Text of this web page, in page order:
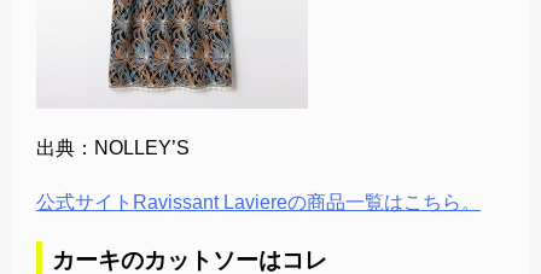
出典：NOLLEY’S
公式サイトRavissant Laviereの商品一覧はこちら。
カーキのカットソーはコレ